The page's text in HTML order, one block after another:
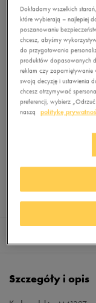
MID
0.0(
99,99złz Vat
+ 500 PKT W
Jeśli artykuł będzie
Wybierz rozmiar
Rozmiary EU
40,5 26 cm
Sprawdź
Szczegóły i opis
Dokładamy wszelkich
które wybierają – najlepiej
poszanowaniu
chcesz, abyśmy
do przygotowania
produktów dopasowanych
reklam czy zapamiętywanie
swoją decyzję i ustawienia
chcesz otrzymywać
preferencji, wybierz
naszą
politykę